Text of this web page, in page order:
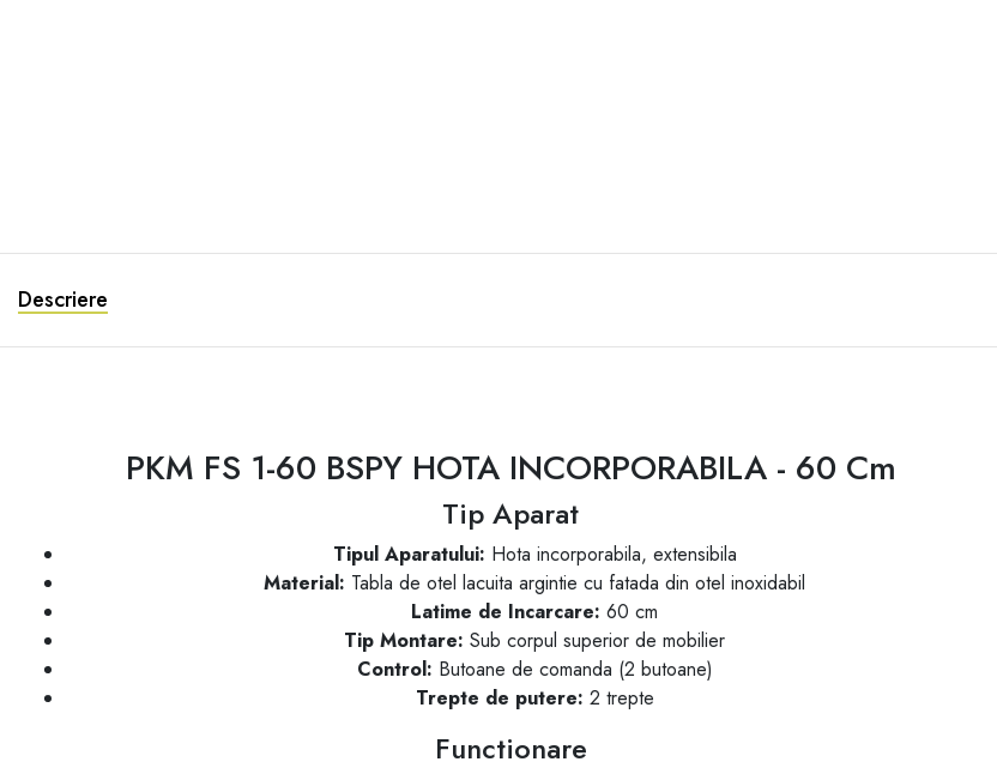
Descriere
PKM FS 1-60 BSPY HOTA INCORPORABILA - 60 Cm
Tip Aparat
Tipul Aparatului: Hota incorporabila, extensibila
Material: Tabla de otel lacuita argintie cu fatada din otel inoxidabil
Latime de Incarcare: 60 cm
Tip Montare: Sub corpul superior de mobilier
Control: Butoane de comanda (2 butoane)
Trepte de putere: 2 trepte
Functionare